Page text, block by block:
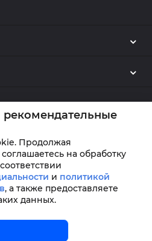
© 2026
Продолжая
на обработку
и политикой
, а также предоставляете
данных.